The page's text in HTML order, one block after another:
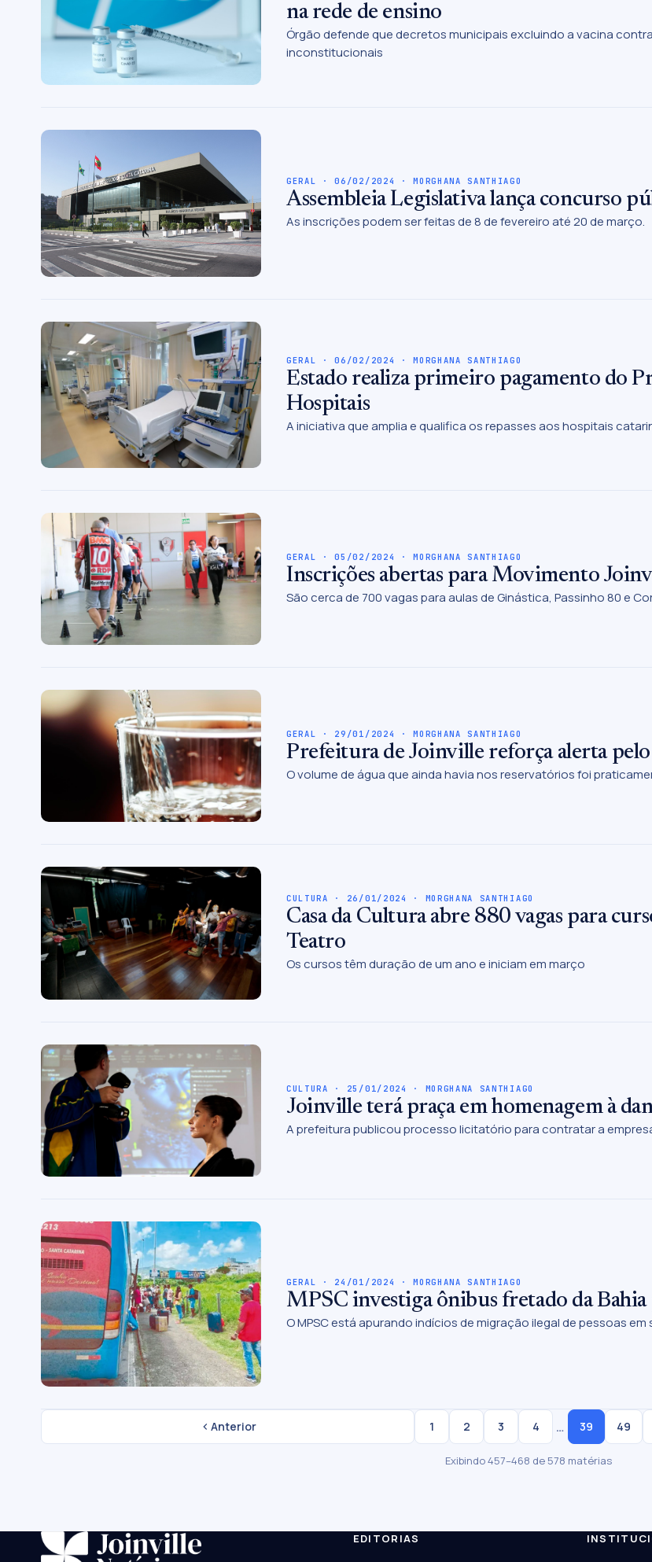
na rede de ensino
Órgão defende que decretos municipais excluindo a vacina
inconstitucionais
GERAL · 06/02/2024 · MORGHANA SANTHIAGO
Assembleia Legislativa lança concurso
As inscrições podem ser feitas de 8 de fevereiro até 20 de março.
GERAL · 06/02/2024 · MORGHANA SANTHIAGO
Estado realiza primeiro pagamento do
Hospitais
A iniciativa que amplia e qualifica os repasses aos hospitais
GERAL · 05/02/2024 · MORGHANA SANTHIAGO
Inscrições abertas para Movimento
São cerca de 700 vagas para aulas de Ginástica, Passinho 80 e
GERAL · 29/01/2024 · MORGHANA SANTHIAGO
Prefeitura de Joinville reforça alerta
O volume de água que ainda havia nos reservatórios foi
CULTURA · 26/01/2024 · MORGHANA SANTHIAGO
Casa da Cultura abre 880 vagas para
Teatro
Os cursos têm duração de um ano e iniciam em março
CULTURA · 25/01/2024 · MORGHANA SANTHIAGO
Joinville terá praça em homenagem à
A prefeitura publicou processo licitatório para contratar a
GERAL · 24/01/2024 · MORGHANA SANTHIAGO
MPSC investiga ônibus fretado da
O MPSC está apurando indícios de migração ilegal de pessoas
Anterior 1 2 3 4 … 39 49
Exibindo 457–468 de 578 matérias
EDITORIAS